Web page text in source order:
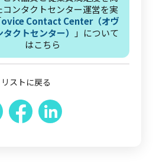
コンタクトセンター運営を実
ovice Contact Center（オヴ
クトセンター）
」について
はこちら
ストに戻る